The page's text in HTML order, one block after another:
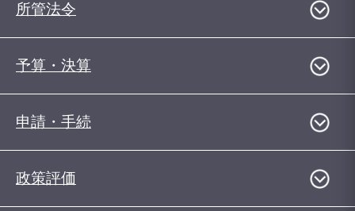
所管法令
予算・決算
申請・手続
政策評価